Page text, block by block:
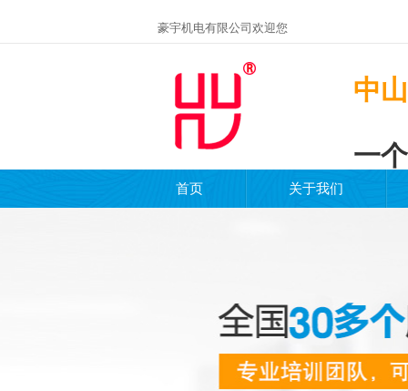
豪宇机电有限公司欢迎您
中
一
首页 关于我们